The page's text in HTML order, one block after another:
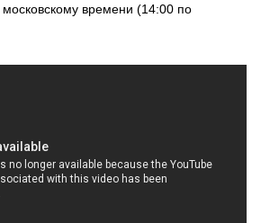
времени (14:00 по